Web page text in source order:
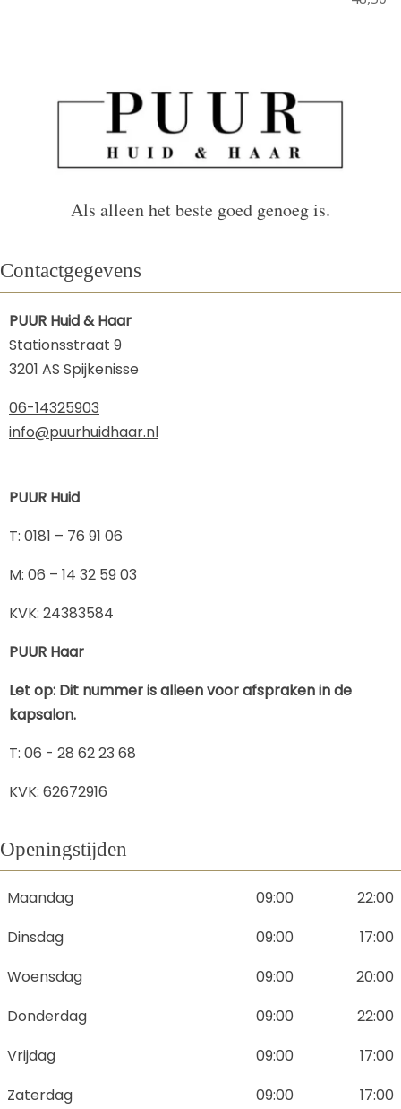
Als alleen het beste goed genoeg is.
Contactgegevens
PUUR Huid & Haar
Stationsstraat 9
3201 AS Spijkenisse
06-14325903
info@puurhuidhaar.nl
PUUR Huid
​T: 0181 – 76 91 06
​M: 06 – 14 32 59 03
KVK: 24383584
PUUR Haar
Let op: Dit nummer is alleen voor afspraken in de
kapsalon.
T: 06 - 28 62 23 68
KVK: 62672916
Openingstijden
Maandag 09:00
22:00
Dinsdag
09:00
17:00
Woensdag
09:00
20:00
Donderdag
09:00
22:00
Vrijdag
09:00
17:00
Zaterdag
09:00 17:00